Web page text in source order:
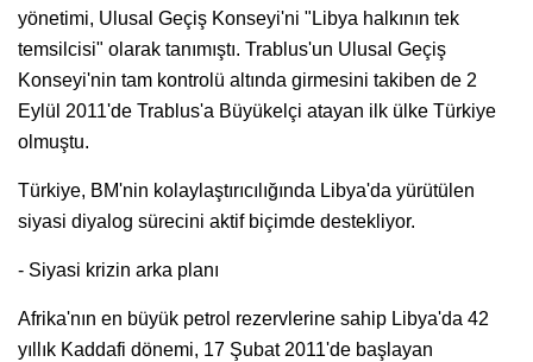
yönetimi, Ulusal Geçiş Konseyi'ni "Libya halkının tek
temsilcisi" olarak tanımıştı. Trablus'un Ulusal Geçiş
Konseyi'nin tam kontrolü altında girmesini takiben de 2
Eylül 2011'de Trablus'a Büyükelçi atayan ilk ülke Türkiye
olmuştu.
Türkiye, BM'nin kolaylaştırıcılığında Libya'da yürütülen
siyasi diyalog sürecini aktif biçimde destekliyor.
- Siyasi krizin arka planı
Afrika'nın en büyük petrol rezervlerine sahip Libya'da 42
yıllık Kaddafi dönemi, 17 Şubat 2011'de başlayan